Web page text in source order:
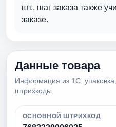
шт., шаг заказа также
заказе.
Данные товара
Информация из 1С:
штрихкоды.
ОСНОВНОЙ ШТРИХКОД